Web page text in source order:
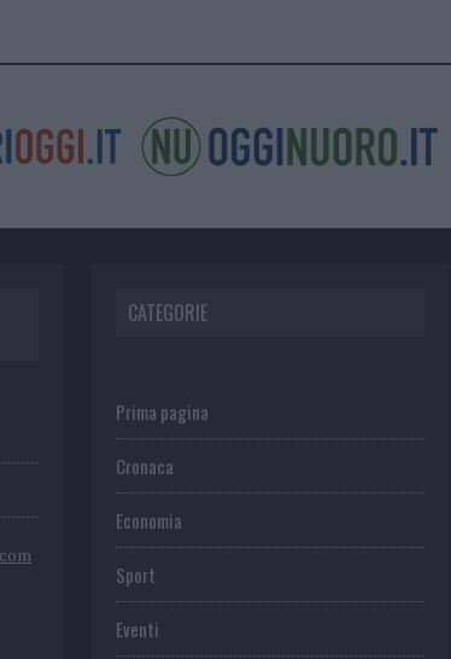
CATEGORIE
Prima pagina
Cronaca
Economia
Sport
Eventi